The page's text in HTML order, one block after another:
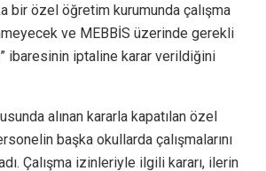
bir özel öğretim kurumunda çalışma
ve MEBBİS üzerinde gerekli
ibaresinin iptaline karar verildiğini
alınan kararla kapatılan özel
başka okullarda çalışmalarını
Çalışma izinleriyle ilgili kararı, ilerin